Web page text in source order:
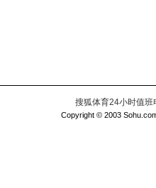
搜狐体育24小时值
Copyright © 2003